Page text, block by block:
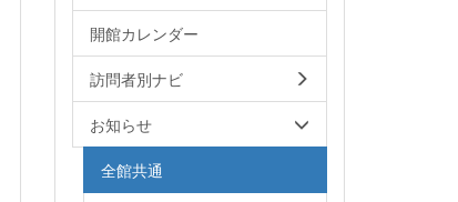
開館カレンダー
訪問者別ナビ
お知らせ
全館共通